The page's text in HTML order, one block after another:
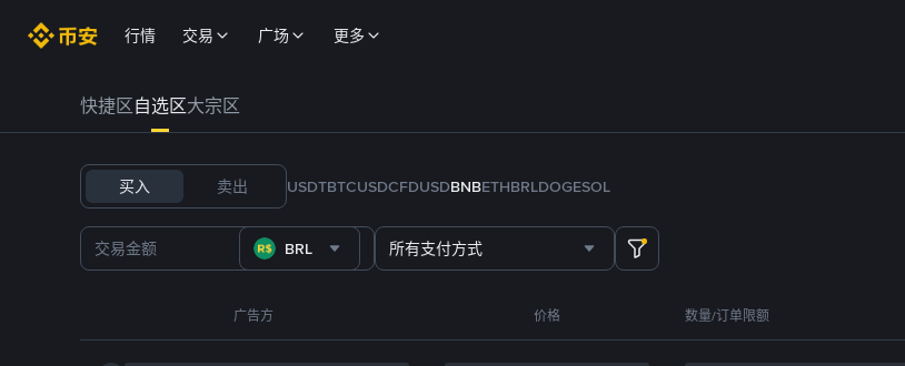
行情 交易 广场 更多
快捷区自选区大宗区
买入 卖出 USDTBTCUSDCFDUSDBNBETHBRLDOGESOL
BRL 所有支付方式
广告方 价格 数量/订单限额